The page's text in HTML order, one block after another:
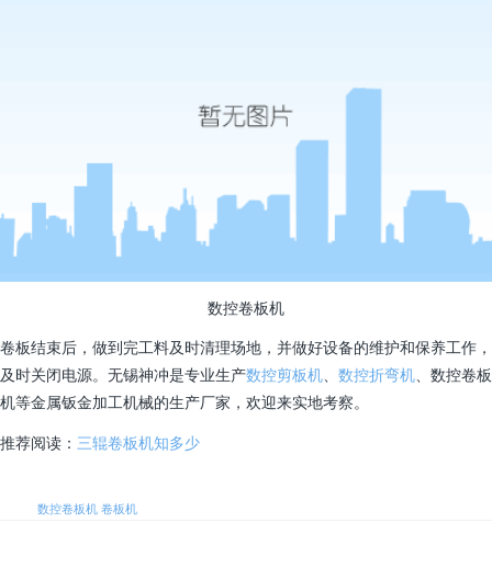
数控卷板机
卷板结束后，做到完工料及时清理场地，并做好设备的维护和保养工作，
及时关闭电源。无锡神冲是专业生产数控剪板机、 数控折弯机、数控卷板
机等金属钣金加工机械的生产厂家，欢迎来实地考察。
推荐阅读： 三辊卷板机知多少
数控卷板机 卷板机